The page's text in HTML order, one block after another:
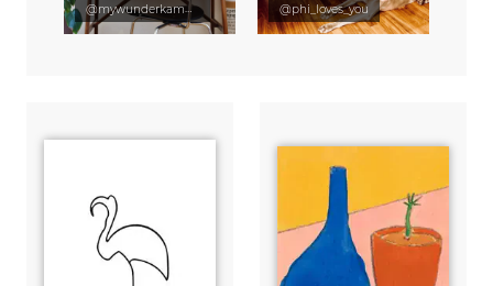
@mywunderkammer @phi_loves_you